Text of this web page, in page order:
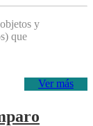
y
que
Ver más